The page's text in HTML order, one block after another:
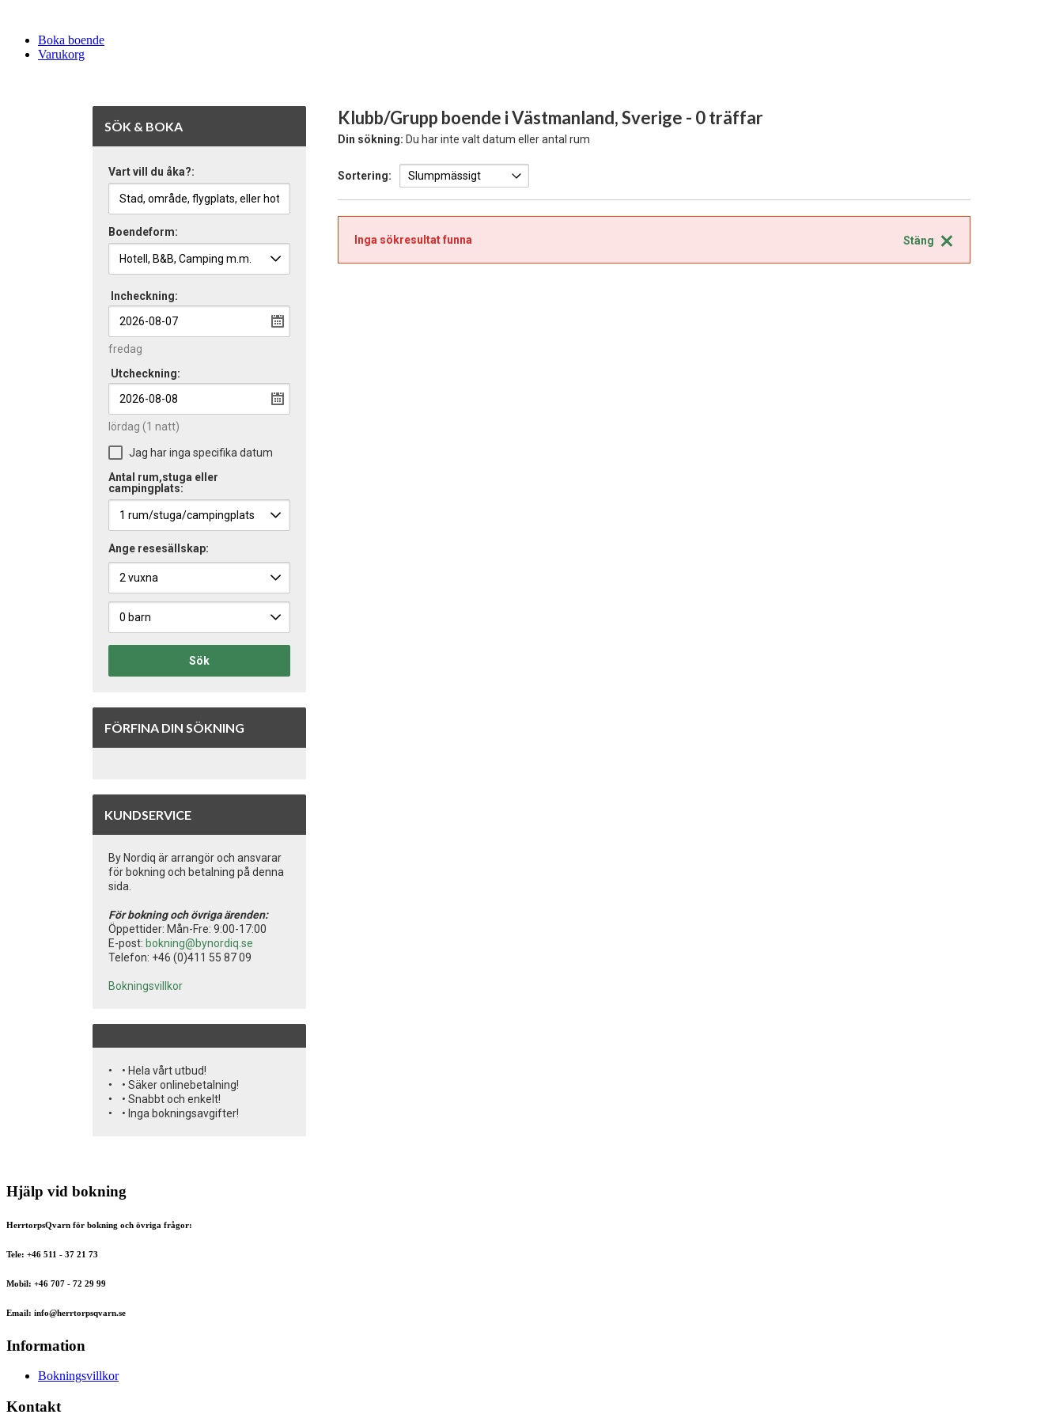
Boka boende
Varukorg
Klubb/Grupp boende i Västmanland, Sverige - 0 träffar
Din sökning: Du har inte valt datum eller antal rum
Sortering:
Stäng
Inga sökresultat funna
SÖK & BOKA
Vart vill du åka?:
Boendeform:
Incheckning:
fredag
Utcheckning:
lördag (1 natt)
Jag har inga specifika datum
Antal rum,stuga eller
campingplats:
Ange resesällskap:
Sök
FÖRFINA DIN SÖKNING
KUNDSERVICE
By Nordiq är arrangör och ansvarar
för bokning och betalning på denna
sida.
För bokning och övriga ärenden:
Öppettider: Mån-Fre: 9:00-17:00
E-post: bokning@bynordiq.se
Telefon: +46 (0)411 55 87 09
Bokningsvillkor
• Hela vårt utbud!
• Säker onlinebetalning!
• Snabbt och enkelt!
• Inga bokningsavgifter!
Hjälp vid bokning
HerrtorpsQvarn för bokning och övriga frågor:
Tele: +46 511 - 37 21 73
Mobil: +46 707 - 72 29 99
Email: info@herrtorpsqvarn.se
Information
Bokningsvillkor
Kontakt